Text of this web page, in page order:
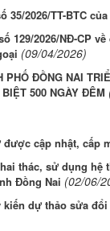
35/2026/TT-BTC
129/2026/NĐ-CP
(09/04/2026)
PHỐ ĐỒNG NAI
500 NGÀY ĐÊM
cập nhật, cấp
thác, sử dụng
Đồng Nai (02/06/
dự thảo sửa